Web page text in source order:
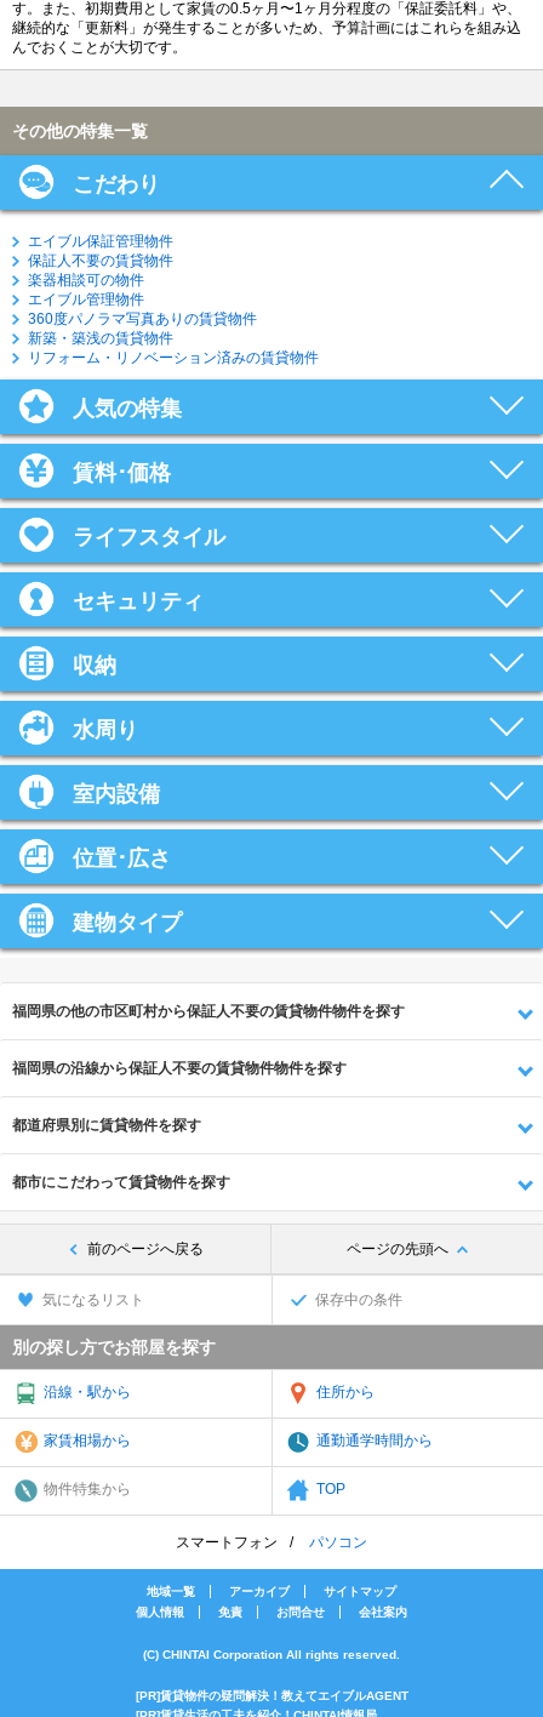
す。また、初期費用として家賃の0.5ヶ月〜1ヶ月分程度の「保証委託料」や、
継続的な「更新料」が発生することが多いため、予算計画にはこれらを組み込
んでおくことが大切です。
その他の特集一覧
こだわり
エイブル保証管理物件
保証人不要の賃貸物件
楽器相談可の物件
エイブル管理物件
360度パノラマ写真ありの賃貸物件
新築・築浅の賃貸物件
リフォーム・リノベーション済みの賃貸物件
人気の特集
賃料･価格
ライフスタイル
セキュリティ
収納
水周り
室内設備
位置･広さ
建物タイプ
福岡県の他の市区町村から保証人不要の賃貸物件物件を探す
福岡県の沿線から保証人不要の賃貸物件物件を探す
都道府県別に賃貸物件を探す
都市にこだわって賃貸物件を探す
前のページへ戻る ページの先頭へ
気になるリスト 保存中の条件
別の探し方でお部屋を探す
沿線・駅から 住所から
家賃相場から 通勤通学時間から
物件特集から TOP
スマートフォン パソコン
地域一覧 アーカイブ
サイトマップ
個人情報
免責 お問合せ 会社案内
(C) CHINTAI Corporation All rights reserved.
[PR]賃貸物件の疑問解決！教えてエイブルAGENT